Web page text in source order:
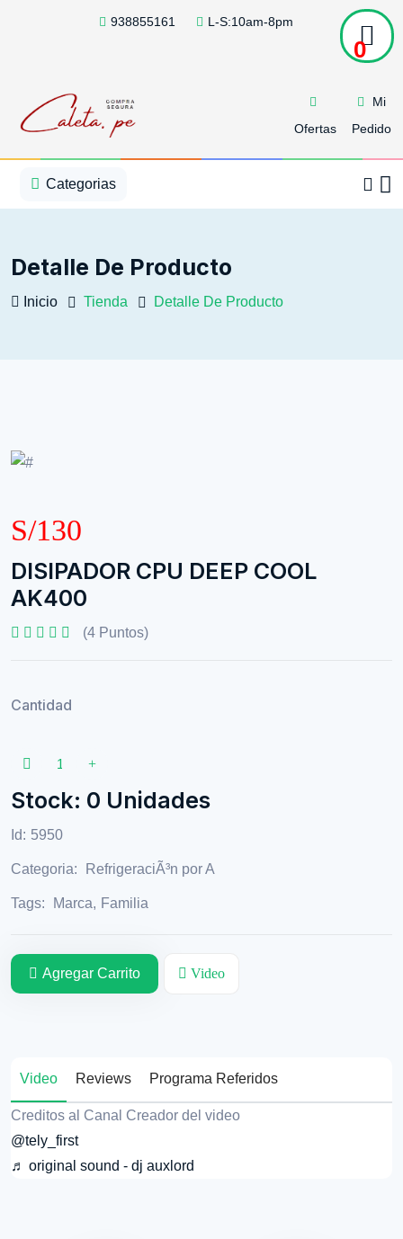
938855161 L-S:10am-8pm
Ofertas
Mi
Pedido
0
Categorias
Detalle De Producto
Inicio Tienda Detalle De Producto
S/130
DISIPADOR CPU DEEP COOL
AK400
(4 Puntos)
Cantidad
Stock: 0 Unidades
Id: 5950
Categoria: RefrigeraciÃ³n por A
Tags: Marca, Familia
Agregar Carrito Video
Video Reviews Programa Referidos
Creditos al Canal Creador del video
@tely_first
♬ original sound - dj auxlord